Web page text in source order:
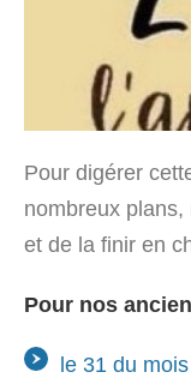
Pour digérer
nombreux
et de la finir en
Pour nos
le 31 du mois